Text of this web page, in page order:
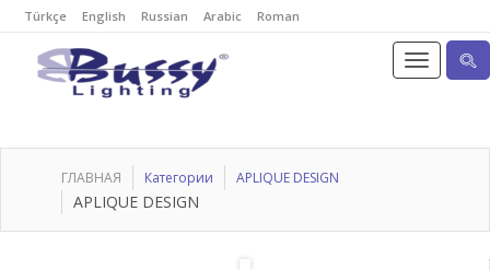
Türkçe English Russian Arabic Roman
ГЛАВНАЯ Категории APLIQUE DESIGN
APLIQUE DESIGN